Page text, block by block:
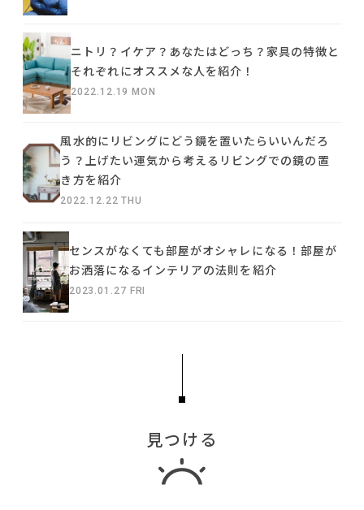
ニトリ？イケア？あなたはどっち？家具の特徴と
それぞれにオススメな人を紹介！
2022.12.19 MON
風水的にリビングにどう鏡を置いたらいいんだろ
う？上げたい運気から考えるリビングでの鏡の置
き方を紹介
2022.12.22 THU
センスがなくても部屋がオシャレになる！部屋が
お洒落になるインテリアの法則を紹介
2023.01.27 FRI
見つける